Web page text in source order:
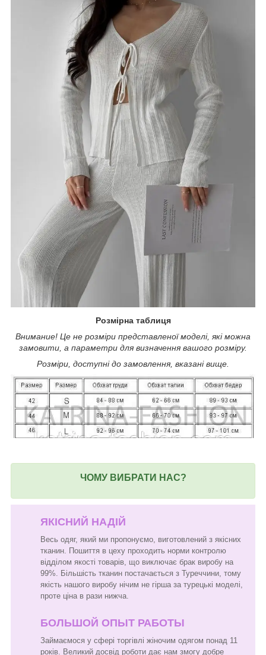
Розмірна таблиця
Внимание! Це не розміри представленої моделі, які можна
замовити, а параметри для визначення вашого розміру.
Розміри, доступні до замовлення, вказані вище.
ЧОМУ ВИБРАТИ НАС?
ЯКІСНИЙ НАДІЙ
Весь одяг, який ми пропонуємо, виготовлений з якісних
тканин. Пошиття в цеху проходить норми контролю
відділом якості товарів, що виключає брак виробу на
99%. Більшість тканин постачається з Туреччини, тому
якість нашого виробу нічим не гірша за турецькі моделі,
проте ціна в рази нижча.
БОЛЬШОЙ ОПЫТ РАБОТЫ
Займаємося у сфері торгівлі жіночим одягом понад 11
років. Великий досвід роботи дає нам змогу добре